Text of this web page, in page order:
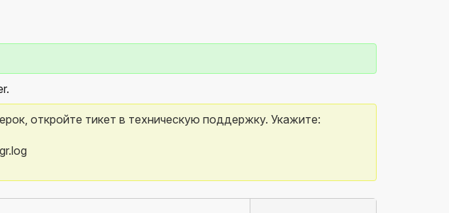
откройте тикет в техническую поддержку. Укажите: